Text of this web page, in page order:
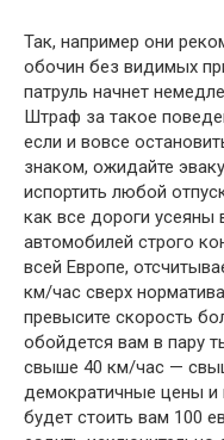
Так, например они
обочин без видимых
патруль начнет
Штраф за такое
если и вовсе
знаком, ожидайте
испортить любой
как все дороги
автомобилей строго
всей Европе,
км/час сверх
превысите скорость
обойдется вам в пару
свыше 40 км/час —
демократичные цены и
будет стоить вам 100